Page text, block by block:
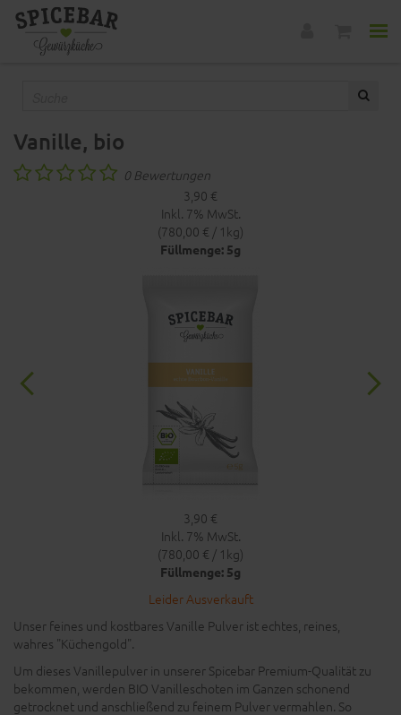
Vanille, bio
0 Bewertungen
3,90 €
Inkl. 7% MwSt.
(780,00 € / 1kg)
Füllmenge: 5g
3,90 €
Inkl. 7% MwSt.
(780,00 € / 1kg)
Füllmenge: 5g
Leider Ausverkauft
Unser feines und kostbares Vanille Pulver ist echtes, reines,
wahres "Küchengold".
Um dieses Vanillepulver in unserer Spicebar Premium-Qualität zu
bekommen, werden BIO Vanilleschoten im Ganzen schonend
getrocknet und anschließend zu feinem Pulver vermahlen. So